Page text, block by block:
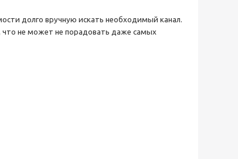
долго вручную искать необходимый канал.
не может не порадовать даже самых